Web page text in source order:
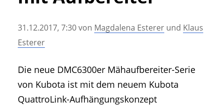
• Messen und Veranstaltungen
• Mitteilung der Redaktion
• Artikel nach Hersteller/Marke
31.12.2017, 7:30von Magdalena Esterer und Klaus
Esterer
Die neue DMC6300er Mähaufbereiter-Serie
von Kubota ist mit dem neuem Kubota
QuattroLink-Aufhängungskonzept